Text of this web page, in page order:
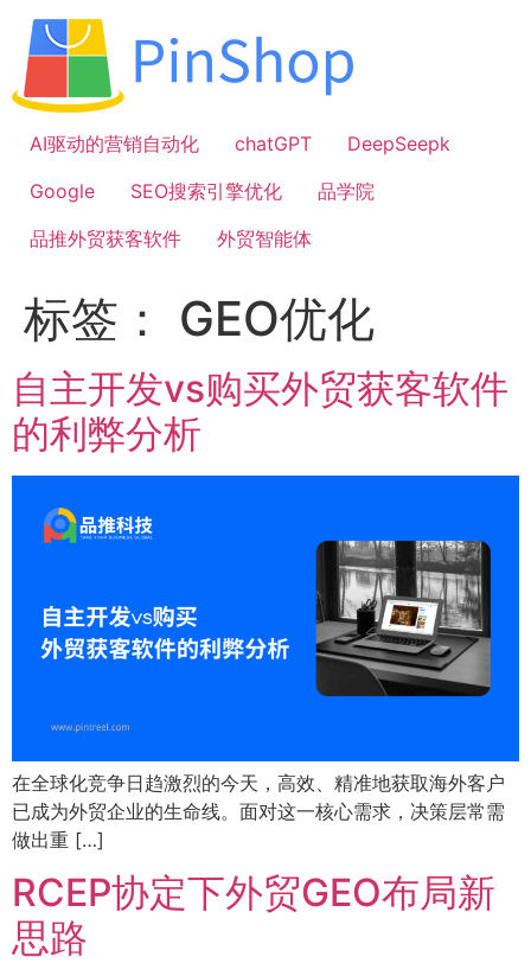
容
AI驱动的营销自动化
chatGPT
DeepSeepk
Google
SEO搜索引擎优化
品学院
品推外贸获客软件
外贸智能体
标签： GEO优化
自主开发vs购买外贸获客软件
的利弊分析
在全球化竞争日趋激烈的今天，高效、精准地获取海外客户
已成为外贸企业的生命线。面对这一核心需求，决策层常需
做出重 […]
RCEP协定下外贸GEO布局新
思路